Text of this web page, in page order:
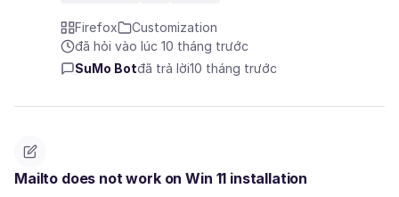
Firefox
Customization
đã hỏi vào lúc 10 tháng trước
SuMo Botđã trả lời10 tháng trước
Mailto does not work on Win 11 installation